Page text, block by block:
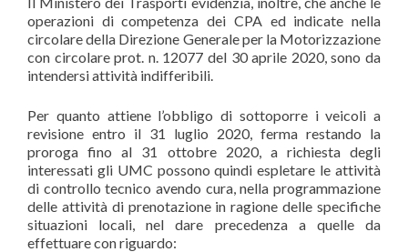
operazioni di competenza dei CPA ed indicate nella
circolare della Direzione Generale per la Motorizzazione
con circolare prot. n. 12077 del 30 aprile 2020, sono da
intendersi attività indifferibili.
Per quanto attiene l’obbligo di sottoporre i veicoli a
revisione entro il 31 luglio 2020, ferma restando la
proroga fino al 31 ottobre 2020, a richiesta degli
interessati gli UMC possono quindi espletare le attività
di controllo tecnico avendo cura, nella programmazione
delle attività di prenotazione in ragione delle specifiche
situazioni locali, nel dare precedenza a quelle da
effettuare con riguardo: